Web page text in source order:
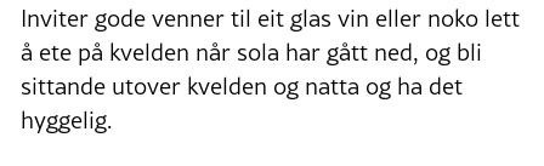
Inviter gode venner til eit glas vin eller noko lett
å ete på kvelden når sola har gått ned, og bli
sittande utover kvelden og natta og ha det
hyggelig.